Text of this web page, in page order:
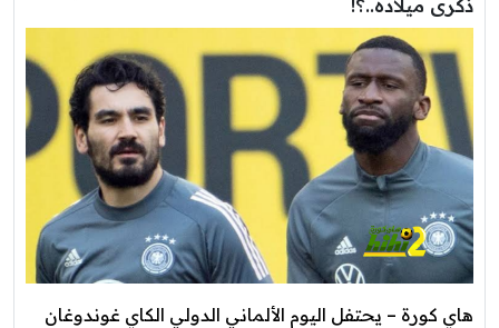
ذكرى ميلاده..؟!
هاي كورة – يحتفل اليوم الألماني الدولي الكاي غوندوغان